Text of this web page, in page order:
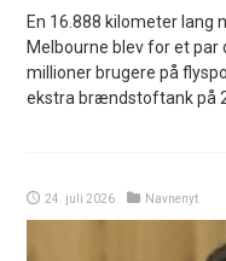
En 16.888 kilometer lang
Melbourne blev for et
millioner brugere på
ekstra brændstoftank på
24. juli 2026 Navnenyt